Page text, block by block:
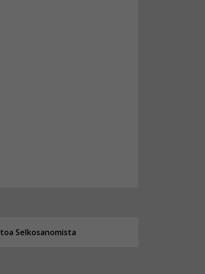
Selkosanomista